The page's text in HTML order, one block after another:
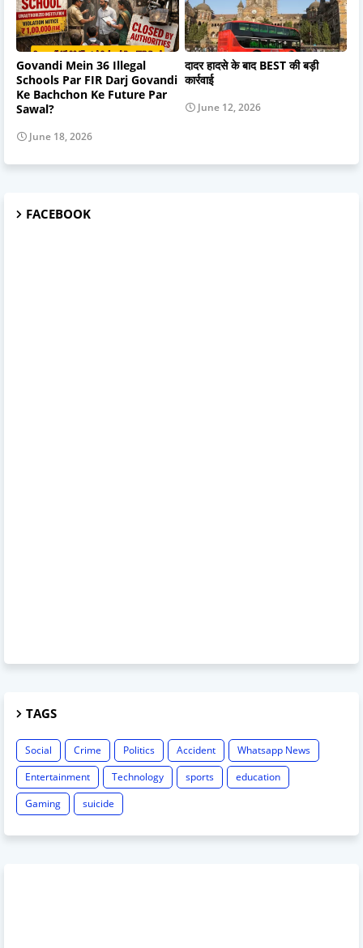
Govandi Mein 36 Illegal
Schools Par FIR Darj Govandi
Ke Bachchon Ke Future Par
Sawal?
June 18, 2026
दादर हादसे के बाद BEST की बड़ी
कार्रवाई
June 12, 2026
FACEBOOK
TAGS
Social Crime Politics Accident
Whatsapp News
Entertainment
Technology sports
education
Gaming
suicide